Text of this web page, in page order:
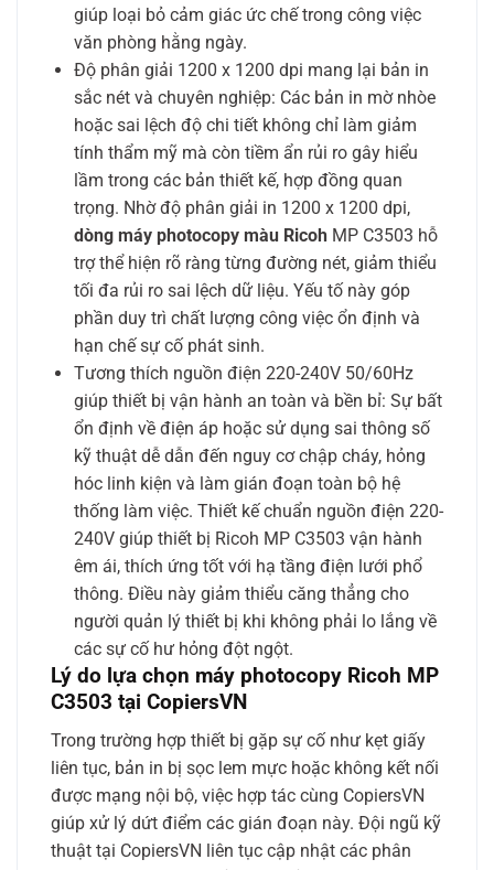
giúp loại bỏ cảm giác ức chế trong công việc
văn phòng hằng ngày.
Độ phân giải 1200 x 1200 dpi mang lại bản in
sắc nét và chuyên nghiệp: Các bản in mờ nhòe
hoặc sai lệch độ chi tiết không chỉ làm giảm
tính thẩm mỹ mà còn tiềm ẩn rủi ro gây hiểu
lầm trong các bản thiết kế, hợp đồng quan
trọng. Nhờ độ phân giải in 1200 x 1200 dpi,
dòng máy photocopy màu RicohMP C3503 hỗ
trợ thể hiện rõ ràng từng đường nét, giảm thiểu
tối đa rủi ro sai lệch dữ liệu. Yếu tố này góp
phần duy trì chất lượng công việc ổn định và
hạn chế sự cố phát sinh.
Tương thích nguồn điện 220-240V 50/60Hz
giúp thiết bị vận hành an toàn và bền bỉ: Sự bất
ổn định về điện áp hoặc sử dụng sai thông số
kỹ thuật dễ dẫn đến nguy cơ chập cháy, hỏng
hóc linh kiện và làm gián đoạn toàn bộ hệ
thống làm việc. Thiết kế chuẩn nguồn điện 220-
240V giúp thiết bị Ricoh MP C3503 vận hành
êm ái, thích ứng tốt với hạ tầng điện lưới phổ
thông. Điều này giảm thiểu căng thẳng cho
người quản lý thiết bị khi không phải lo lắng về
các sự cố hư hỏng đột ngột.
Lý do lựa chọn máy photocopy Ricoh MP
C3503 tại CopiersVN
Trong trường hợp thiết bị gặp sự cố như kẹt giấy
liên tục, bản in bị sọc lem mực hoặc không kết nối
được mạng nội bộ, việc hợp tác cùng CopiersVN
giúp xử lý dứt điểm các gián đoạn này. Đội ngũ kỹ
thuật tại CopiersVN liên tục cập nhật các phân